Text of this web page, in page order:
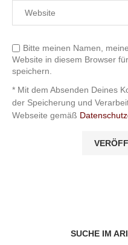
Bitte meinen Namen,
Website in diesem Browser
speichern.
* Mit dem Absenden Deines
der Speicherung und
Webseite gemäß
SUCHE IM